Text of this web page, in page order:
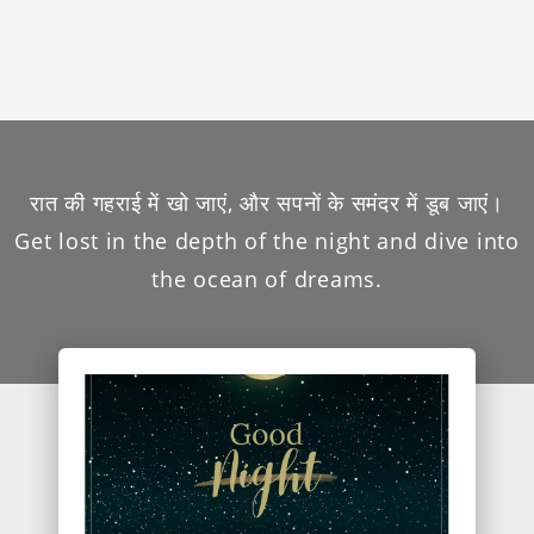
रात की गहराई में खो जाएं, और सपनों के समंदर में डूब जाएं।
Get lost in the depth of the night and dive into
the ocean of dreams.